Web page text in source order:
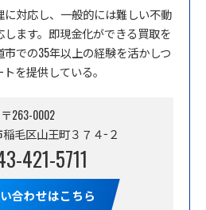
対応し、一般的には難しい不動
ます。即現金化ができる買取を
での35年以上の経験を活かしつ
を提供している。
〒263-0002
毛区山王町３７４−２
421-5711
合わせはこちら